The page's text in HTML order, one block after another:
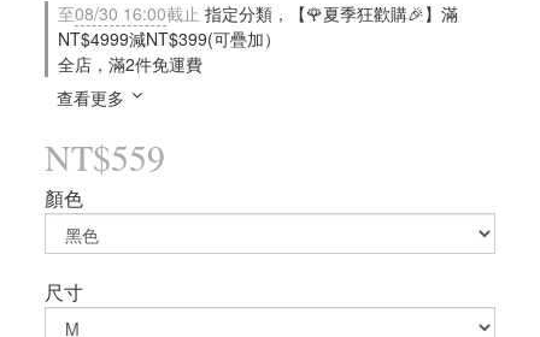
至08/30 16:00截止 指定分類，【🌹夏季狂歡購🎉】滿
NT$4999減NT$399(可疊加）
全店，滿2件免運費
查看更多
NT$559
顏色
尺寸